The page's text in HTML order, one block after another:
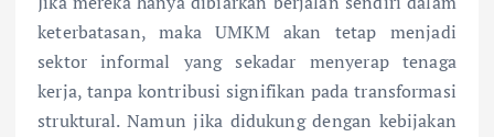
keterbatasan, maka UMKM akan tetap menjadi
sektor informal yang sekadar menyerap tenaga
kerja, tanpa kontribusi signifikan pada transformasi
struktural. Namun jika didukung dengan kebijakan